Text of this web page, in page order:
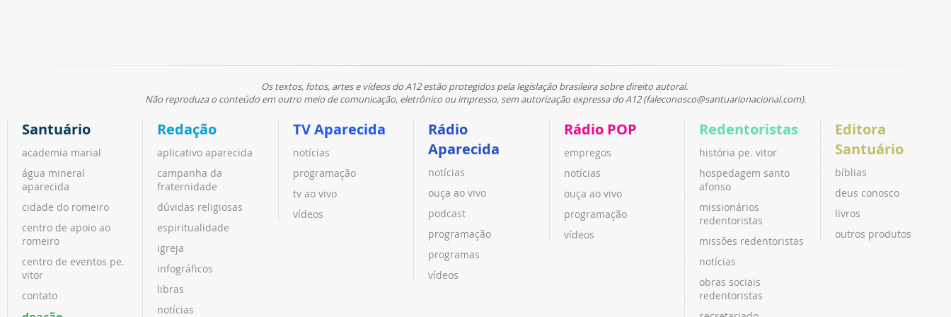
Os textos, fotos, artes e vídeos do A12 estão protegidos pela legislação brasileira sobre direito autoral.
Não reproduza o conteúdo em outro meio de comunicação, eletrônico ou impresso, sem autorização expressa do A12 (faleconosco@santuarionacional.com).
Santuário
academia marial
água mineral
aparecida
cidade do romeiro
centro de apoio ao
romeiro
centro de eventos pe.
vitor
contato
Redação
aplicativo aparecida
campanha da
fraternidade
dúvidas religiosas
espiritualidade
igreja
infográficos
libras
notícias
TV Aparecida
notícias
programação
tv ao vivo
vídeos
Rádio
Aparecida
notícias
ouça ao vivo
podcast
programação
programas
vídeos
Rádio POP
empregos
notícias
ouça ao vivo
programação
vídeos
Redentoristas
história pe. vitor
hospedagem santo
afonso
missionários
redentoristas
missões redentoristas
notícias
obras sociais
redentoristas
Editora
Santuário
bíblias
deus conosco
livros
outros produtos